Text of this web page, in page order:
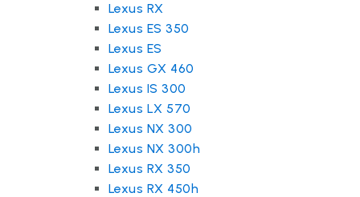
Lexus RX
Lexus ES 350
Lexus ES
Lexus GX 460
Lexus IS 300
Lexus LX 570
Lexus NX 300
Lexus NX 300h
Lexus RX 350
Lexus RX 450h